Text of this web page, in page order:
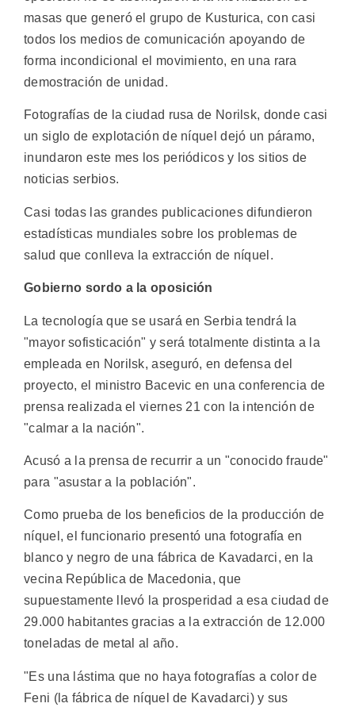
masas que generó el grupo de Kusturica, con casi
todos los medios de comunicación apoyando de
forma incondicional el movimiento, en una rara
demostración de unidad.
Fotografías de la ciudad rusa de Norilsk, donde casi
un siglo de explotación de níquel dejó un páramo,
inundaron este mes los periódicos y los sitios de
noticias serbios.
Casi todas las grandes publicaciones difundieron
estadísticas mundiales sobre los problemas de
salud que conlleva la extracción de níquel.
Gobierno sordo a la oposición
La tecnología que se usará en Serbia tendrá la
"mayor sofisticación" y será totalmente distinta a la
empleada en Norilsk, aseguró, en defensa del
proyecto, el ministro Bacevic en una conferencia de
prensa realizada el viernes 21 con la intención de
"calmar a la nación".
Acusó a la prensa de recurrir a un "conocido fraude"
para "asustar a la población".
Como prueba de los beneficios de la producción de
níquel, el funcionario presentó una fotografía en
blanco y negro de una fábrica de Kavadarci, en la
vecina República de Macedonia, que
supuestamente llevó la prosperidad a esa ciudad de
29.000 habitantes gracias a la extracción de 12.000
toneladas de metal al año.
"Es una lástima que no haya fotografías a color de
Feni (la fábrica de níquel de Kavadarci) y sus